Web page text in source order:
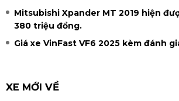
Mitsubishi Xpander MT 2019 hiện
380 triệu đồng.
Giá xe VinFast VF6 2025 kèm đánh
XE MỚI VỀ